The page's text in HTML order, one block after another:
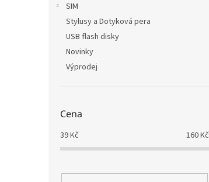
SIM
Stylusy a Dotyková pera
USB flash disky
Novinky
Výprodej
Cena
39Kč 160Kč